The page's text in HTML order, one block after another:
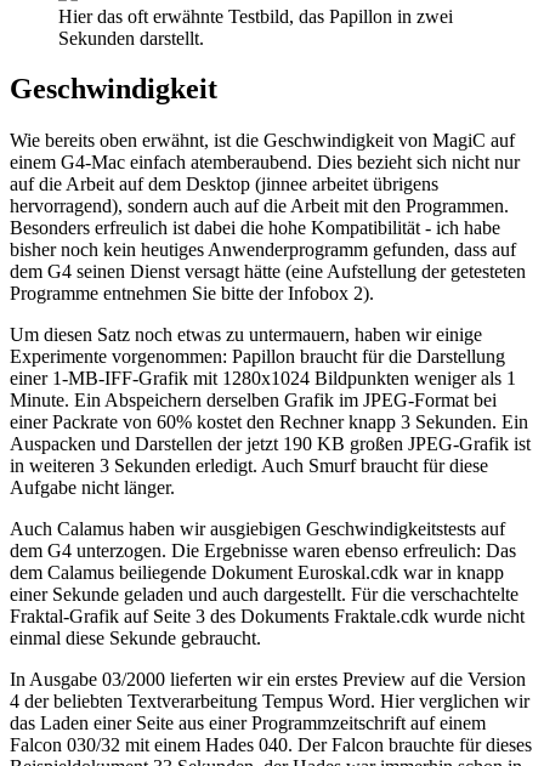
Hier das oft erwähnte Testbild, das Papillon in zwei
Sekunden darstellt.
Geschwindigkeit
Wie bereits oben erwähnt, ist die Geschwindigkeit von MagiC auf
einem G4-Mac einfach atemberaubend. Dies bezieht sich nicht nur
auf die Arbeit auf dem Desktop (jinnee arbeitet übrigens
hervorragend), sondern auch auf die Arbeit mit den Programmen.
Besonders erfreulich ist dabei die hohe Kompatibilität - ich habe
bisher noch kein heutiges Anwenderprogramm gefunden, dass auf
dem G4 seinen Dienst versagt hätte (eine Aufstellung der getesteten
Programme entnehmen Sie bitte der Infobox 2).
Um diesen Satz noch etwas zu untermauern, haben wir einige
Experimente vorgenommen: Papillon braucht für die Darstellung
einer 1-MB-IFF-Grafik mit 1280x1024 Bildpunkten weniger als 1
Minute. Ein Abspeichern derselben Grafik im JPEG-Format bei
einer Packrate von 60% kostet den Rechner knapp 3 Sekunden. Ein
Auspacken und Darstellen der jetzt 190 KB großen JPEG-Grafik ist
in weiteren 3 Sekunden erledigt. Auch Smurf braucht für diese
Aufgabe nicht länger.
Auch Calamus haben wir ausgiebigen Geschwindigkeitstests auf
dem G4 unterzogen. Die Ergebnisse waren ebenso erfreulich: Das
dem Calamus beiliegende Dokument Euroskal.cdk war in knapp
einer Sekunde geladen und auch dargestellt. Für die verschachtelte
Fraktal-Grafik auf Seite 3 des Dokuments Fraktale.cdk wurde nicht
einmal diese Sekunde gebraucht.
In Ausgabe 03/2000 lieferten wir ein erstes Preview auf die Version
4 der beliebten Textverarbeitung Tempus Word. Hier verglichen wir
das Laden einer Seite aus einer Programmzeitschrift auf einem
Falcon 030/32 mit einem Hades 040. Der Falcon brauchte für dieses